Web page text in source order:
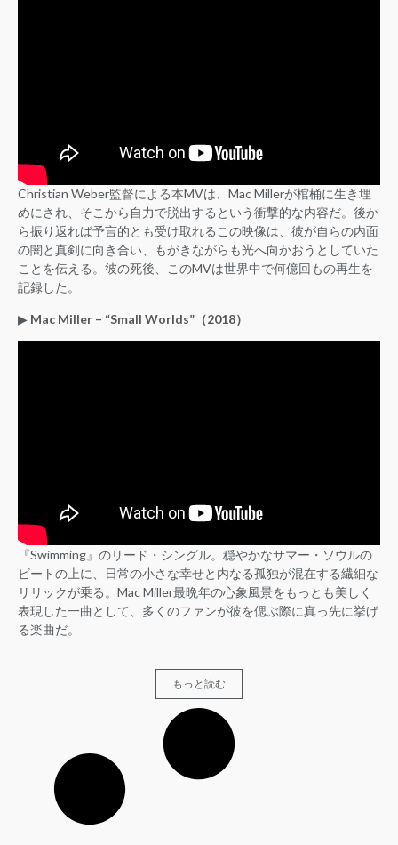
Christian Weber監督による本MVは、Mac Millerが棺桶に生き埋
めにされ、そこから自力で脱出するという衝撃的な内容だ。後か
ら振り返れば予言的とも受け取れるこの映像は、彼が自らの内面
の闇と真剣に向き合い、もがきながらも光へ向かおうとしていた
ことを伝える。彼の死後、このMVは世界中で何億回もの再生を
記録した。
▶︎ Mac Miller – “Small Worlds”（2018）
『Swimming』のリード・シングル。穏やかなサマー・ソウルの
ビートの上に、日常の小さな幸せと内なる孤独が混在する繊細な
リリックが乗る。Mac Miller最晩年の心象風景をもっとも美しく
表現した一曲として、多くのファンが彼を偲ぶ際に真っ先に挙げ
る楽曲だ。
もっと読む